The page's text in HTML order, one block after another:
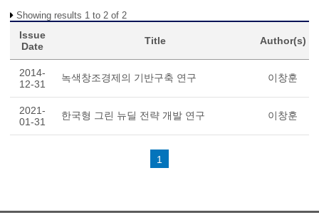
Showing results 1 to 2 of 2
Issue
Date
Title Author(s)
2014-
12-31
녹색창조경제의 기반구축 연구 이창훈
2021-
01-31
한국형 그린 뉴딜 전략 개발 연구 이창훈
1